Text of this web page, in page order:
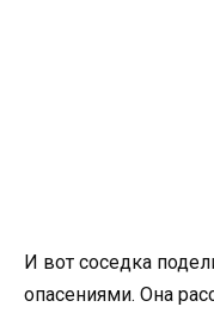
И вот соседка
опасениями. Она